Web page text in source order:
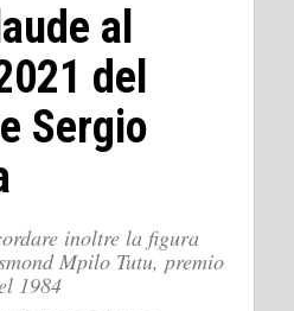
al
del
Sergio
inoltre la figura
Mpilo Tutu, premio
1984